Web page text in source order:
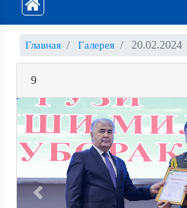
Главная Галерея 20.02.2024
9
Previous